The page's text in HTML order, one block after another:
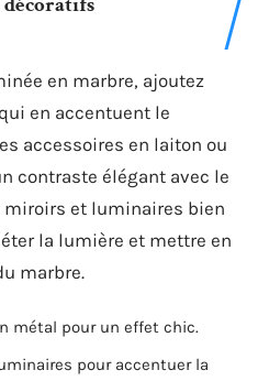
en marbre, ajoutez
en accentuent le
accessoires en laiton ou
contraste élégant avec le
miroirs et luminaires bien
la lumière et mettre en
marbre.
métal pour un effet chic.
pour accentuer la